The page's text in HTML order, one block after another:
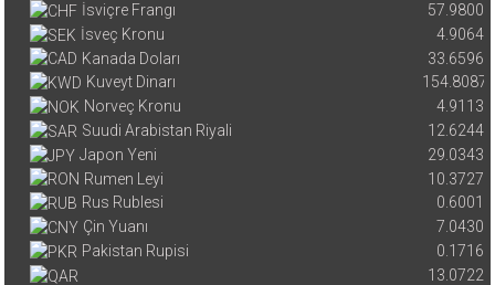
İsviçre Frangı
57.9800
İsveç Kronu
4.9064
Kanada Doları
33.6596
Kuveyt Dinarı
154.8087
Norveç Kronu
4.9113
Suudi Arabistan Riyali
12.6244
Japon Yeni
29.0343
Rumen Leyi
10.3727
Rus Rublesi
0.6001
Çin Yuanı
7.0430
Pakistan Rupisi
0.1716
13.0722